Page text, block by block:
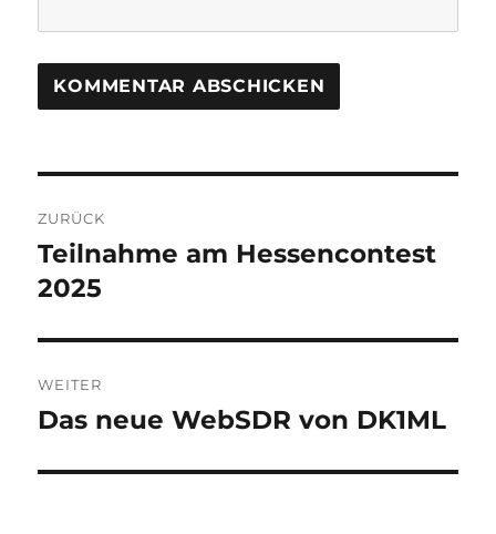
ZURÜCK
Vorheriger
Beitrag:
Teilnahme am Hessencontest
2025
WEITER
Nächster
Das neue WebSDR von DK1ML